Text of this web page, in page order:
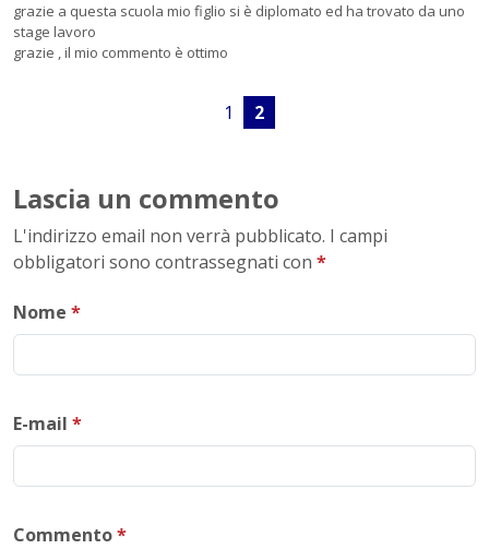
grazie a questa scuola mio figlio si è diplomato ed ha trovato da uno
stage lavoro
grazie , il mio commento è ottimo
1 2
Lascia un commento
L'indirizzo email non verrà pubblicato. I campi
obbligatori sono contrassegnati con *
Nome *
E-mail *
Commento*